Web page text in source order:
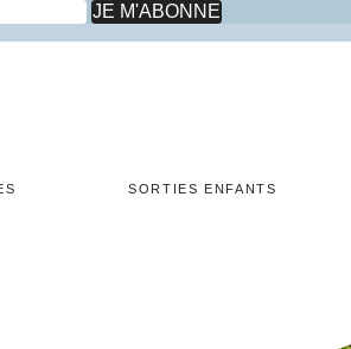
SORTIES ENFANTS